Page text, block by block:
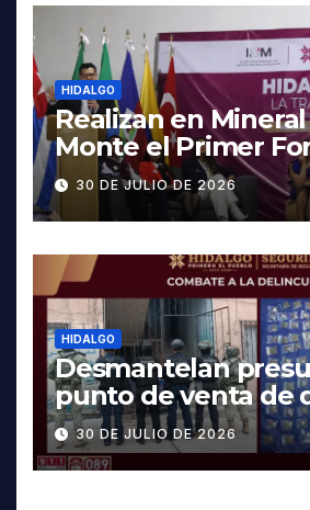
HIDALGO
Realizan en
Monte el Primer
contra la Trata de
30 DE JULIO DE 2026
HIDALGO
Desmantelan
punto de venta de
Pachuca; hay dos
30 DE JULIO DE 2026